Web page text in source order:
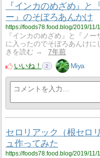
『インカのめざめ』と
ー』のそぼろあんかけ
『インカのめざめ』と『ノ
に入ったのでそぼろあんけ
きを読む →
7年前
いいね！
2 Miya
セロリアック（根セロ
ュ作ってみた